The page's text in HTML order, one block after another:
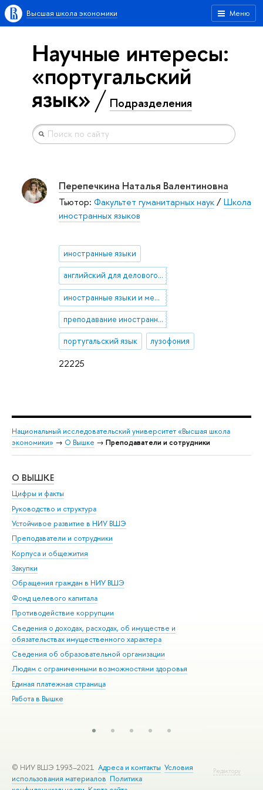
Меню
Высшая школа экономики
Научные интересы:
«португальский
язык» Подразделения
22225
Перепечкина Наталья Валентиновна
Тьютор: Факультет гуманитарных наук/Школа
иностранных языков
иностранные языки
английский для делового общения
иностранные языки и межкультурная коммуникация
преподавание иностранных языков
португальский язык лузофония
Национальный исследовательский университет «Высшая школа
экономики» → О Вышке → Преподаватели и сотрудники
О ВЫШКЕ
Цифры и факты
Руководство и структура
Устойчивое развитие в НИУ ВШЭ
Преподаватели и сотрудники
Корпуса и общежития
Закупки
Обращения граждан в НИУ ВШЭ
Фонд целевого капитала
Противодействие коррупции
Сведения о доходах, расходах, об имуществе и
обязательствах имущественного характера
Сведения об образовательной организации
Людям с ограниченными возможностями здоровья
Единая платежная страница
Работа в Вышке
Редактору
© НИУ ВШЭ 1993–2021 Адреса и контакты Условия
использования материалов Политика